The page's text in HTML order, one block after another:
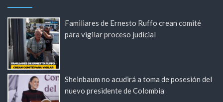
Familiares de Ernesto Ruffo crean comité
para vigilar proceso judicial
Sheinbaum no acudirá a toma de posesión del
nuevo presidente de Colombia